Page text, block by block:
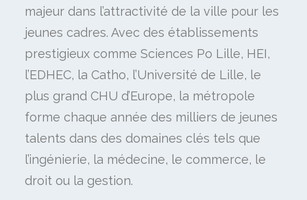
majeur dans l’attractivité de la ville pour les
jeunes cadres. Avec des établissements
prestigieux comme Sciences Po Lille, HEI,
l’EDHEC, la Catho, l’Université de Lille, le
plus grand CHU d’Europe, la métropole
forme chaque année des milliers de jeunes
talents dans des domaines clés tels que
l’ingénierie, la médecine, le commerce, le
droit ou la gestion.